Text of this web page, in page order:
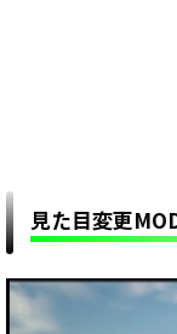
見た目変更